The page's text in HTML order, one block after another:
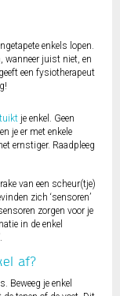
enkels lopen.
wanneer juist niet, en
een fysiotherapeut
je enkel. Geen
je er met enkele
ernstiger. Raadpleeg
van een scheur(tje)
zich ‘sensoren’
zorgen voor je
in de enkel
af?
Beweeg je enkel